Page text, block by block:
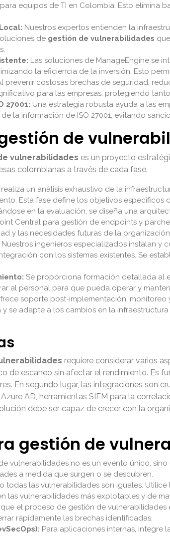
equipos de TI en Colombia. Esto elimina
Nuestros expertos entienden la
de gestión de vulnerabilidades
Las soluciones de ManageEngine se
la eficiencia de la inversión. Esto
prevenir costosas brechas de seguridad,
para las empresas, protegiendo
27001: Una estrategia robusta ayuda a las
la información de ISO 27001, evitando
de
vulnerabilidades es un proyecto
colombianas a través de cada fase.
realiza un análisis exhaustivo de la
Esta fase define los objetivos
en la evaluación, se diseña una
Central para gestión de endpoints y
y las necesidades futuras de la
Nuestros ingenieros especializados instalan y
con los sistemas existentes. Se
Se proporciona formación detallada al
al personal para que pueda operar y
soporte post-implementación,
se adapte a los cambios en la
requiere considerar varios
de escaneo sin afectar el rendimiento. Es
En segundo lugar, las integraciones son
AD, herramientas SIEM para la
debe ser capaz de crecer con la
gestión de
vulnerabilidades no es un evento único,
a medida que surgen o se descubren.
todas las vulnerabilidades son iguales.
las vulnerabilidades más explotables y de
el proceso de gestión de
rápidamente las brechas identificadas.
Para aplicaciones internas, integre